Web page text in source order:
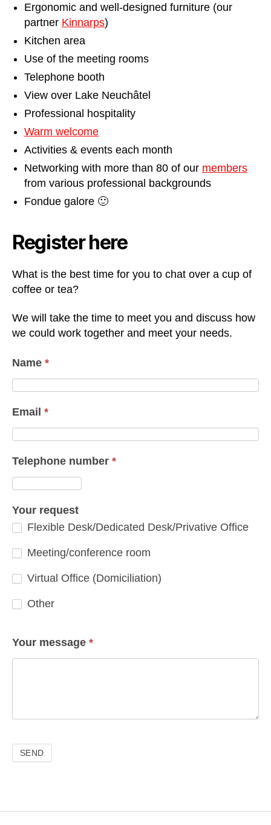
Ergonomic and well-designed furniture (our
partner Kinnarps)
Kitchen area
Use of the meeting rooms
Telephone booth
View over Lake Neuchâtel
Professional hospitality
Warm welcome
Activities & events each month
Networking with more than 80 of our members
from various professional backgrounds
Fondue galore 🙂
Register here
What is the best time for you to chat over a cup of
coffee or tea?
We will take the time to meet you and discuss how
we could work together and meet your needs.
Name *
Email *
Telephone number *
Your request
Flexible Desk/Dedicated Desk/Privative Office
Meeting/conference room
Virtual Office (Domiciliation)
Other
Your message *